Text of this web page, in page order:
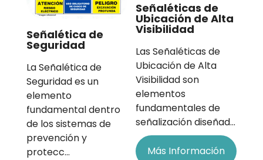
Señalética de
Seguridad
La Señalética de
Seguridad es un
elemento
fundamental dentro
de los sistemas de
prevención y
protecc…
Señaléticas de
Ubicación de Alta
Visibilidad
Las Señaléticas de
Ubicación de Alta
Visibilidad son
elementos
fundamentales de
señalización diseñad…
Más Información